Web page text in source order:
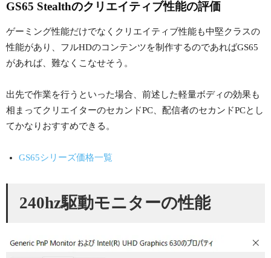
GS65 Stealthのクリエイティブ性能の評価
ゲーミング性能だけでなくクリエイティブ性能も中堅クラスの
性能があり、フルHDのコンテンツを制作するのであればGS65
があれば、難なくこなせそう。
出先で作業を行うといった場合、前述した軽量ボディの効果も
相まってクリエイターのセカンドPC、配信者のセカンドPCとし
てかなりおすすめできる。
GS65シリーズ価格一覧
240hz駆動モニターの性能